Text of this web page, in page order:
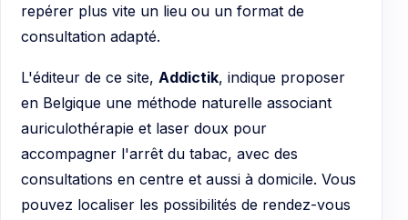
repérer plus vite un lieu ou un format de
consultation adapté.
L'éditeur de ce site, Addictik, indique proposer
en Belgique une méthode naturelle associant
auriculothérapie et laser doux pour
accompagner l'arrêt du tabac, avec des
consultations en centre et aussi à domicile. Vous
pouvez localiser les possibilités de rendez-vous